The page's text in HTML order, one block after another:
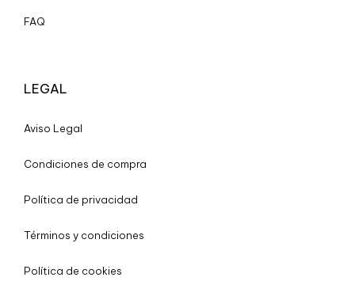
FAQ
LEGAL
Aviso Legal
Condiciones de compra
Política de privacidad
Términos y condiciones
Política de cookies